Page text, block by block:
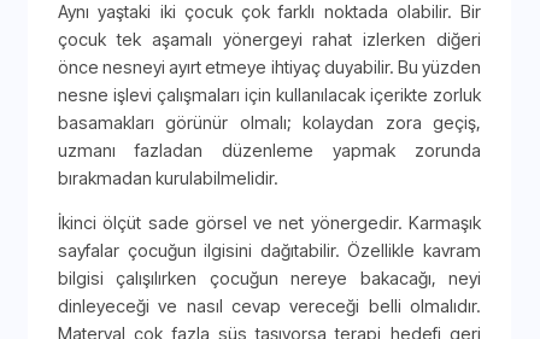
Aynı yaştaki iki çocuk çok farklı noktada olabilir. Bir
çocuk tek aşamalı yönergeyi rahat izlerken diğeri
önce nesneyi ayırt etmeye ihtiyaç duyabilir. Bu yüzden
nesne işlevi çalışmaları için kullanılacak içerikte zorluk
basamakları görünür olmalı; kolaydan zora geçiş,
uzmanı fazladan düzenleme yapmak zorunda
bırakmadan kurulabilmelidir.
İkinci ölçüt sade görsel ve net yönergedir. Karmaşık
sayfalar çocuğun ilgisini dağıtabilir. Özellikle kavram
bilgisi çalışılırken çocuğun nereye bakacağı, neyi
dinleyeceği ve nasıl cevap vereceği belli olmalıdır.
Materyal çok fazla süs taşıyorsa terapi hedefi geri